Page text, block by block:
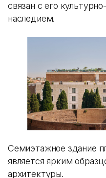
связан с его
наследием.
Семиэтажное здание
является ярким
архитектуры.